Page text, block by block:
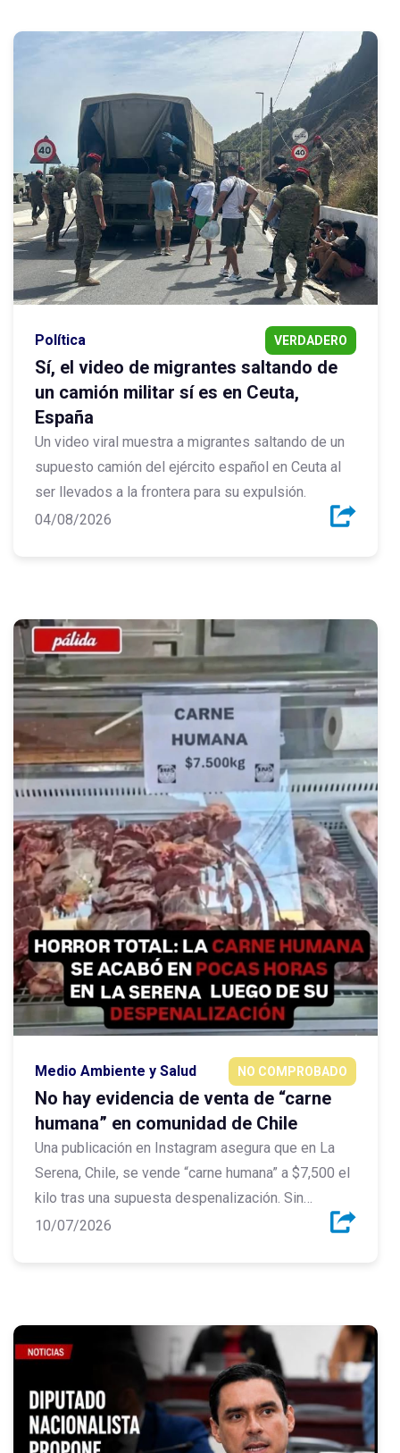
Política VERDADERO
Sí, el video de migrantes saltando de
un camión militar sí es en Ceuta,
España
Un video viral muestra a migrantes saltando de un
supuesto camión del ejército español en Ceuta al
ser llevados a la frontera para su expulsión.
04/08/2026
Medio Ambiente y Salud NO COMPROBADO
No hay evidencia de venta de “carne
humana” en comunidad de Chile
Una publicación en Instagram asegura que en La
Serena, Chile, se vende “carne humana” a $7,500 el
kilo tras una supuesta despenalización. Sin
embargo, la verificación demuestra que no existe
10/07/2026